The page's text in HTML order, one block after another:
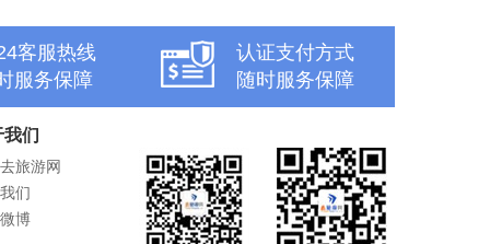
客服热线
服务保障
认证支付方式
随时服务保障
们
旅游网
们
博